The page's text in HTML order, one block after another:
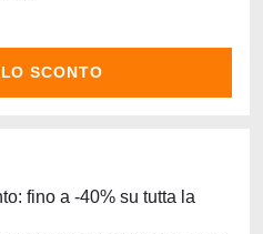
SCONTO
fino a -40% su tutta la